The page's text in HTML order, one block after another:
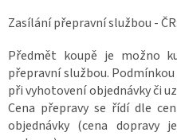
Zasílání přepravní službou - ČR:
Předmět koupě je možno
přepravní službou.
při vyhotovení objednávky či
Cena přepravy se řídí dle
objednávky (cena dopravy